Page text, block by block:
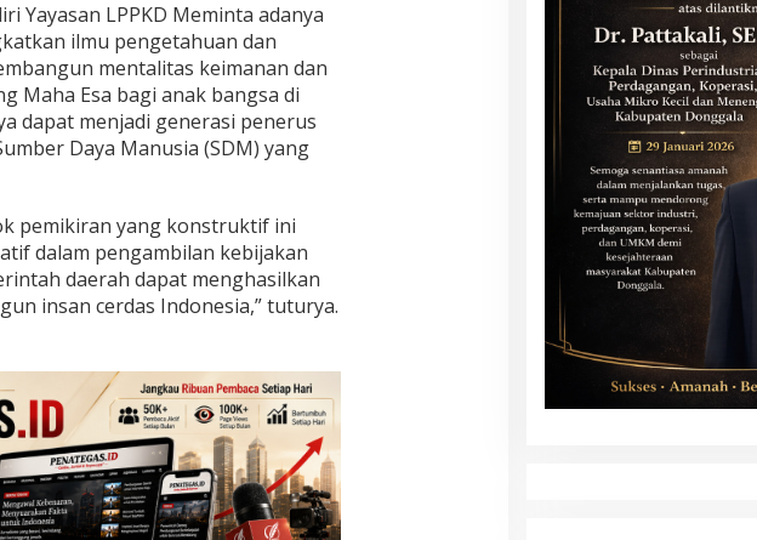
Yayasan LPPKD Meminta adanya
ilmu pengetahuan dan
mentalitas keimanan dan
Maha Esa bagi anak bangsa di
dapat menjadi generasi penerus
Daya Manusia (SDM) yang
pemikiran yang konstruktif ini
dalam pengambilan kebijakan
daerah dapat menghasilkan
insan cerdas Indonesia,” tuturya.